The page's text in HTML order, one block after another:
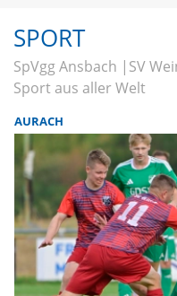
SPORT
SpVgg Ansbach SV
Sport aus aller Welt
AURACH